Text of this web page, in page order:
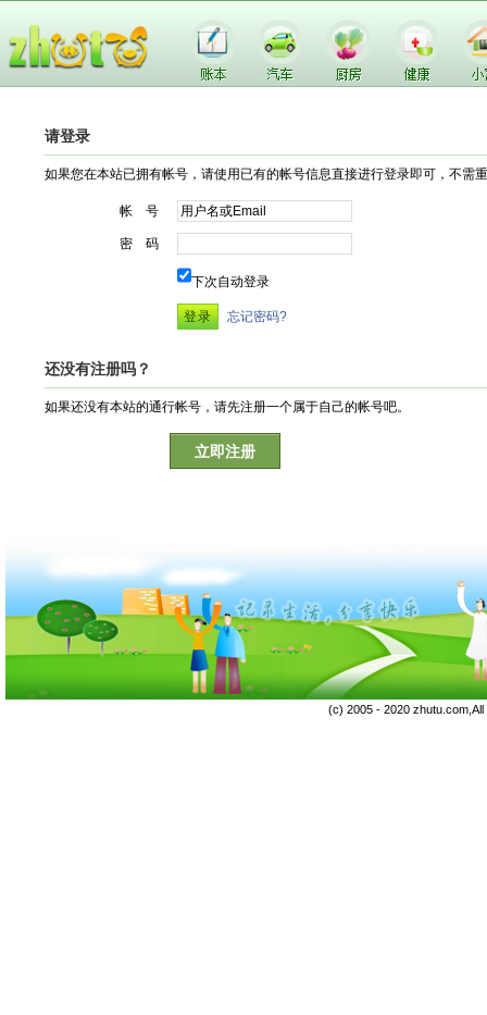
请登录
如果您在本站已拥有帐号，请使用已有的帐号信息直接进行登录即可，不需
帐 号
密 码
下次自动登录
忘记密码?
还没有注册吗？
如果还没有本站的通行帐号，请先注册一个属于自己的帐号吧。
立即注册
(c) 2005 - 2020